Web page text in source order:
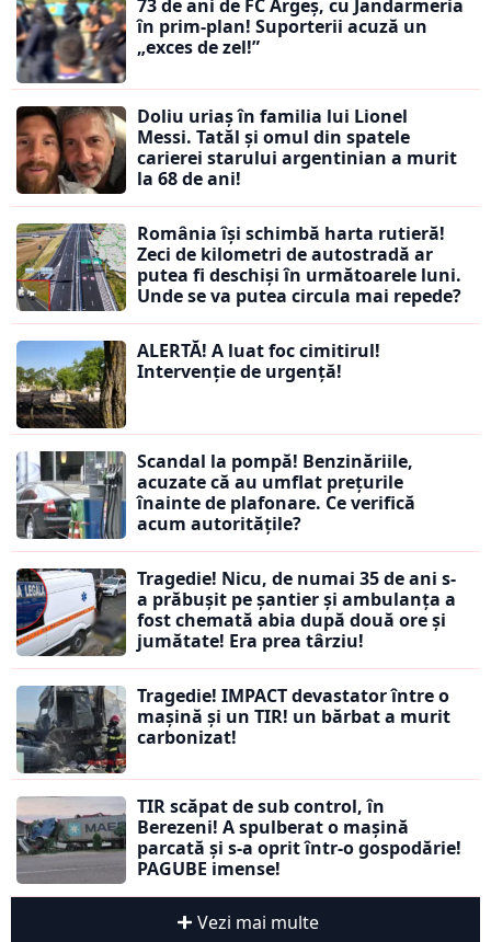
73 de ani de FC Argeș, cu Jandarmeria
în prim-plan! Suporterii acuză un
„exces de zel!”
Doliu uriaș în familia lui Lionel
Messi. Tatăl și omul din spatele
carierei starului argentinian a murit
la 68 de ani!
România își schimbă harta rutieră!
Zeci de kilometri de autostradă ar
putea fi deschiși în următoarele luni.
Unde se va putea circula mai repede?
ALERTĂ! A luat foc cimitirul!
Intervenție de urgență!
Scandal la pompă! Benzinăriile,
acuzate că au umflat prețurile
înainte de plafonare. Ce verifică
acum autoritățile?
Tragedie! Nicu, de numai 35 de ani s-
a prăbușit pe șantier și ambulanța a
fost chemată abia după două ore și
jumătate! Era prea târziu!
Tragedie! IMPACT devastator între o
mașină și un TIR! un bărbat a murit
carbonizat!
TIR scăpat de sub control, în
Berezeni! A spulberat o mașină
parcată și s-a oprit într-o gospodărie!
PAGUBE imense!
Vezi mai multe